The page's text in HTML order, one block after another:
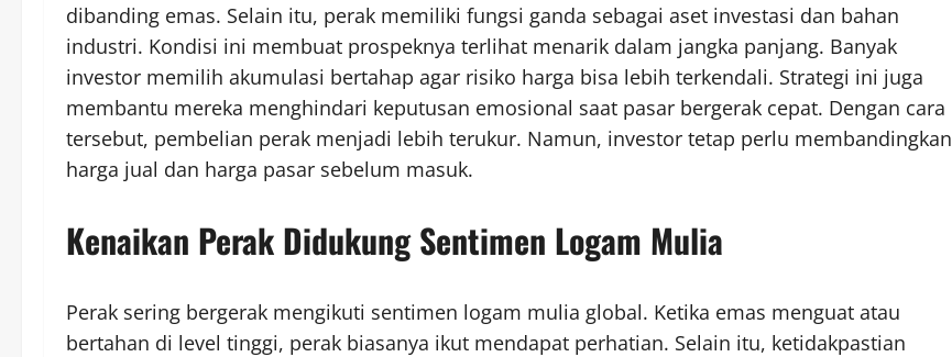
dibanding emas. Selain itu, perak memiliki fungsi ganda sebagai aset investasi dan bahan
industri. Kondisi ini membuat prospeknya terlihat menarik dalam jangka panjang. Banyak
investor memilih akumulasi bertahap agar risiko harga bisa lebih terkendali. Strategi ini juga
membantu mereka menghindari keputusan emosional saat pasar bergerak cepat. Dengan cara
tersebut, pembelian perak menjadi lebih terukur. Namun, investor tetap perlu membandingkan
harga jual dan harga pasar sebelum masuk.
Kenaikan Perak Didukung Sentimen Logam Mulia
Perak sering bergerak mengikuti sentimen logam mulia global. Ketika emas menguat atau
bertahan di level tinggi, perak biasanya ikut mendapat perhatian. Selain itu, ketidakpastian